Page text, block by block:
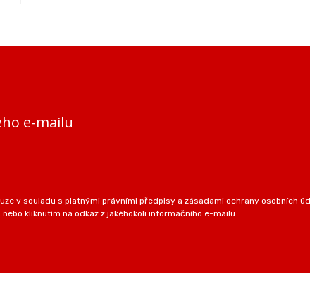
e-mailu
v souladu s platnými právními předpisy a zásadami ochrany osobních
kliknutím na odkaz z jakéhokoli informačního e-mailu.